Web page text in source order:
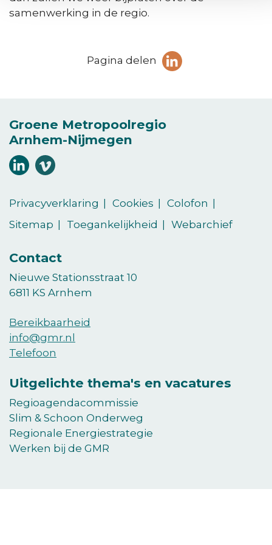
samenwerking in de regio.
Pagina delen
pagina
Groene Metropoolregio
Arnhem-Nijmegen
Volg
ons
LinkedIn
ons
vimeo
Privacyverklaring
Cookies
Colofon
Sitemap
Toegankelijkheid Webarchief
Contact
Nieuwe Stationsstraat 10
6811 KS Arnhem
Bereikbaarheid
info@gmr.nl
Telefoon
Uitgelichte thema's en vacatures
Regioagendacommissie
Slim & Schoon Onderweg
Regionale Energiestrategie
Werken bij de GMR